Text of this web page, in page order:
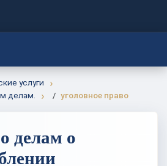
услуги
делам.
уголовное право
делам о